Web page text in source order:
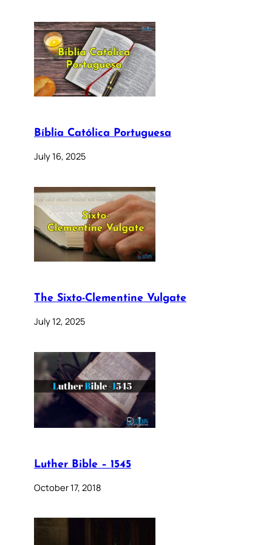
Bíblia Católica Portuguesa
July 16, 2025
The Sixto-Clementine Vulgate
July 12, 2025
Luther Bible – 1545
October 17, 2018